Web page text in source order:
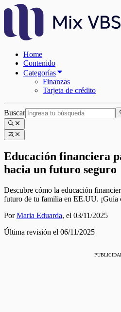
Home
Contenido
Categorías
Finanzas
Tarjeta de crédito
Buscar
Educación financiera
hacia un futuro seguro
Descubre cómo la educación
futuro de tu familia en EE.UU. ¡Guía
PorMaria Eduarda, el 03/11/2025
Última revisión el 06/11/2025